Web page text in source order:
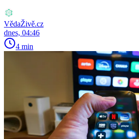
VědaŽivě.cz
dnes, 04:46
4 min